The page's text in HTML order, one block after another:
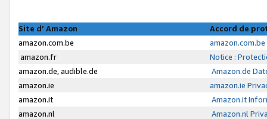
Site d’ Amazon
Accord de
amazon.com.be
amazon.fr
Notice :
amazon.de, audible.de
Amazon.de
amazon.ie
amazon.ie
amazon.it
Amazon.it
amazon.nl
Amazon.nl